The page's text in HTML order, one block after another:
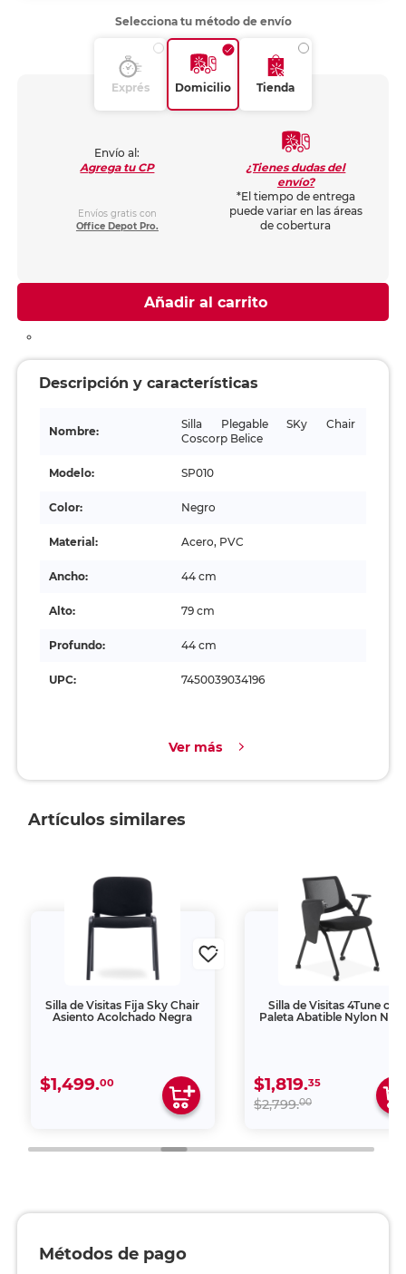
Selecciona tu método de envío
Exprés Domicilio Tienda
Envío al:
Agrega tu CP
Envíos gratis con
Office Depot Pro.
¿Tienes dudas del
envío?
*El tiempo de entrega
puede variar en las áreas
de cobertura
Añadir al carrito
Descripción y características
Nombre:
Silla Plegable SKy Chair
Coscorp Belice
Modelo: SP010
Color: Negro
Material: Acero, PVC
Ancho: 44 cm
Alto: 79 cm
Profundo: 44 cm
UPC: 7450039034196
Ver más
Artículos similares
Silla de Visitas Fija Sky Chair
Asiento Acolchado Negra
$1,499.00
Silla de Visitas 4Tune con
Paleta Abatible Nylon
$1,819.35
$2,799.00
Métodos de pago